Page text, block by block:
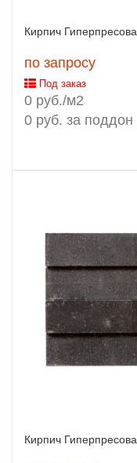
Кирпич
по запросу
Под заказ
0 руб./м2
0 руб. за поддон
Кирпич